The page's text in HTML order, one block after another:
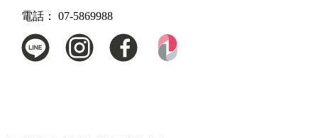
電話： 07-5869988